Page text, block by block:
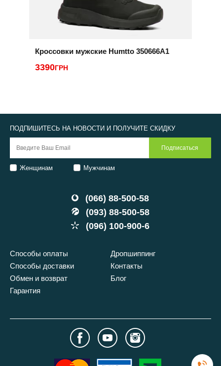
Кроссовки мужские Humtto 350666A1
3390ГРН
(066) 88-500-58
(093) 88-500-58
(096) 100-900-6
Способы оплаты
Способы доставки
Обмен и возврат
Гарантия
Дропшиппинг
Контакты
Блог
ПОДПИШИТЕСЬ НА НОВОСТИ И ПОЛУЧИТЕ СКИДКУ
Женщинам Мужчинам